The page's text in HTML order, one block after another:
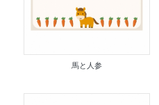
馬と人参